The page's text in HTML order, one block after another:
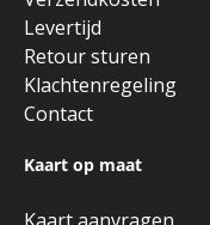
Levertijd
Retour sturen
Klachtenregeling
Contact
Kaart op maat